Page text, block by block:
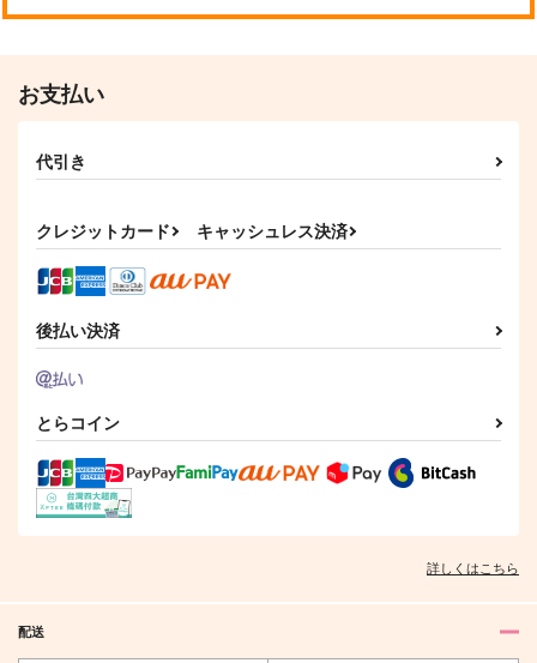
お支払い
代引き
クレジットカード キャッシュレス決済
後払い決済
とらコイン
詳しくはこちら
配送